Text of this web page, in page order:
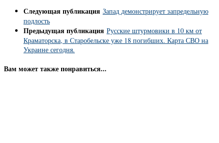
Следующая публикация Запад демонстрирует запредельную
подлость
Предыдущая публикация Русские штурмовики в 10 км от
Краматорска, в Старобельске уже 18 погибших. Карта СВО на
Украине сегодня.
Вам может также понравиться...